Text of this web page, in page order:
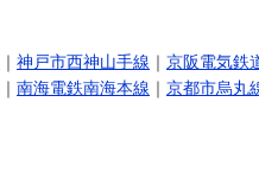
｜ 神戸市西神山手線 ｜ 京阪電気鉄
｜ 南海電鉄南海本線 ｜ 京都市烏丸